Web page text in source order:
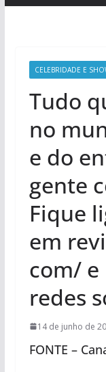
CELEBRIDADE E
Tudo
no
e do
gente
Fique
em
com/ e
redes
14 de junho de
FONTE –